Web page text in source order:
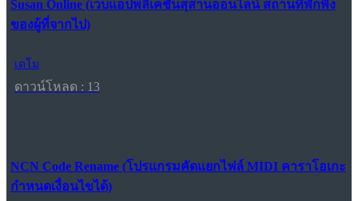
Susan Online (เว็บแอปพลิเคชันสุสานออนไลน์ สถานที่พักพิง
ของผู้ที่จากไป)
เดโม
ดาวน์โหลด : 13
NCN Code Rename (โปรแกรมคัดแยกไฟล์ MIDI คาราโอเกะ
กำหนดเงื่อนไขได้)